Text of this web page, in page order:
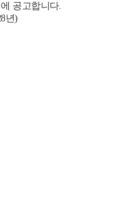
공고합니다.
년)